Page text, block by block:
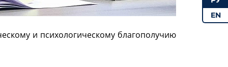
и психологическому благополучию
EN